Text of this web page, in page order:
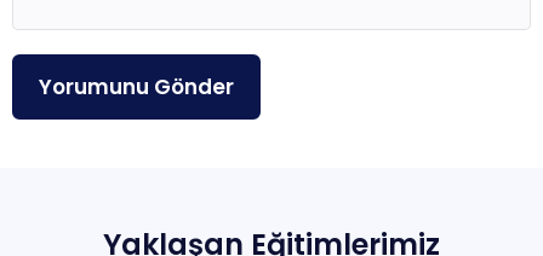
Yorumunu Gönder
Yaklaşan Eğitimlerimiz